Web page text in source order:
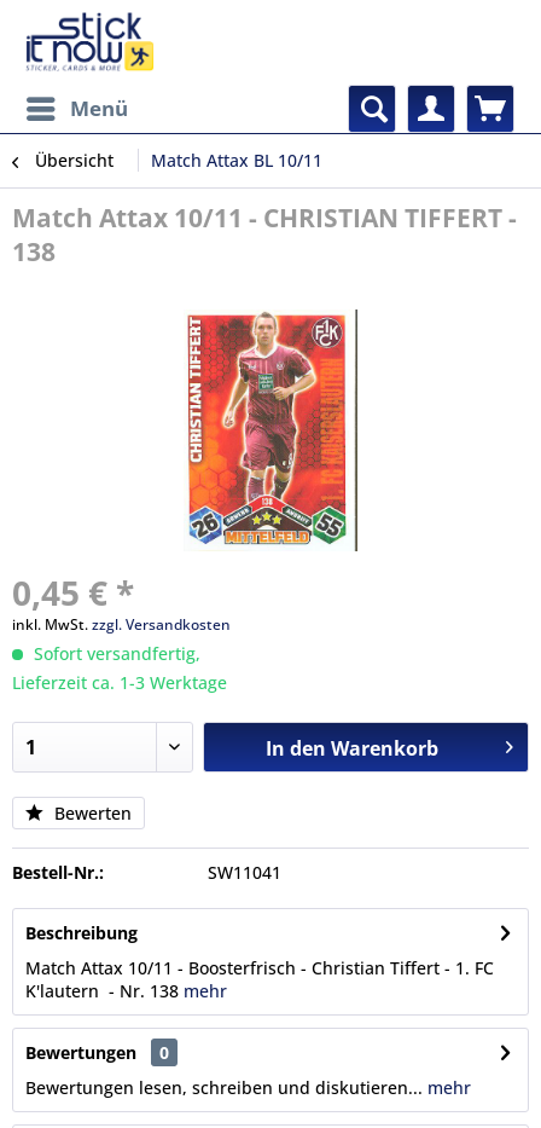
Menü
Übersicht Match Attax BL 10/11
Match Attax 10/11 - CHRISTIAN TIFFERT -
138
0,45 € *
inkl. MwSt.zzgl. Versandkosten
Sofort versandfertig,
Lieferzeit ca. 1-3 Werktage
In den Warenkorb
Bewerten
Bestell-Nr.: SW11041
Beschreibung
Match Attax 10/11 - Boosterfrisch - Christian Tiffert - 1. FC
K'lautern - Nr. 138 mehr
Bewertungen
0
Bewertungen lesen, schreiben und diskutieren... mehr